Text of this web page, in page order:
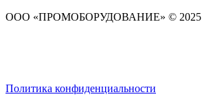
ООО «ПРОМОБОРУДОВАНИЕ» © 2025
Политика конфиденциальности